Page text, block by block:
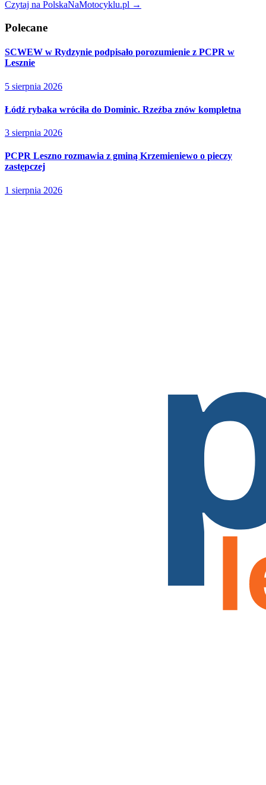
Czytaj na PolskaNaMotocyklu.pl →
Polecane
SCWEW w Rydzynie podpisało porozumienie z PCPR w
Lesznie
5 sierpnia 2026
Łódź rybaka wróciła do Dominic. Rzeźba znów kompletna
3 sierpnia 2026
PCPR Leszno rozmawia z gminą Krzemieniewo o pieczy
zastępczej
1 sierpnia 2026